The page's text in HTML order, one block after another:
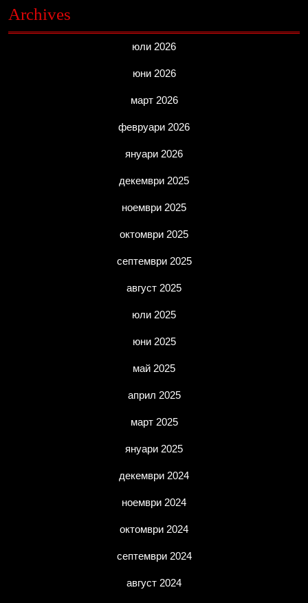
Archives
юли 2026
юни 2026
март 2026
февруари 2026
януари 2026
декември 2025
ноември 2025
октомври 2025
септември 2025
август 2025
юли 2025
юни 2025
май 2025
април 2025
март 2025
януари 2025
декември 2024
ноември 2024
октомври 2024
септември 2024
август 2024